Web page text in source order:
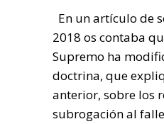
En un artículo de
2018 os contaba
Supremo ha
doctrina, que
anterior, sobre los
subrogación al